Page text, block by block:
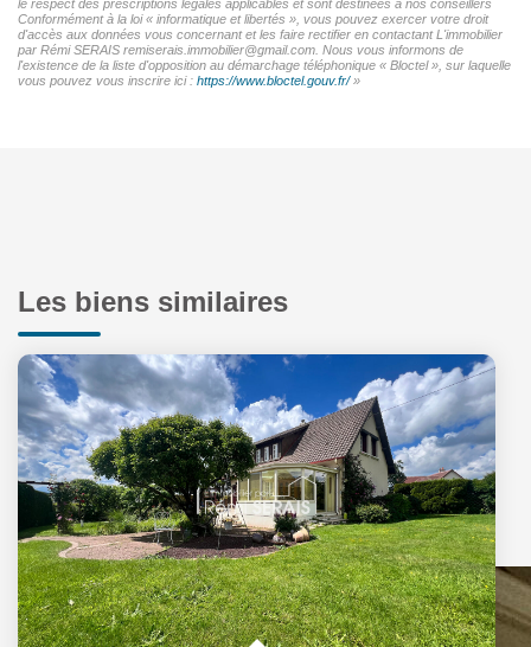
le respect des prescriptions légales applicables et sont destinées à nos conseillers
Conformément à la loi « informatique et libertés », vous pouvez exercer votre droit
d'accès aux données vous concernant et les faire rectifier en contactant L'immobilier
par Rémi SERAIS remiserais.immobilier@gmail.com. Nous vous informons de
l'existence de la liste d'opposition au démarchage téléphonique « Bloctel », sur laquelle
vous pouvez vous inscrire ici : https://www.bloctel.gouv.fr/»
Les biens similaires